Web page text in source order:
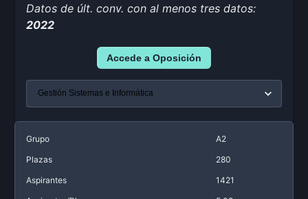
Datos de últ. conv. con al menos tres datos:
2022
Accede a Oposición
Grupo
A2
Plazas
280
Aspirantes
1421